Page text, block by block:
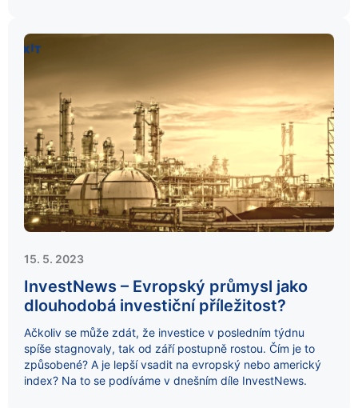
15. 5. 2023
InvestNews – Evropský průmysl jako
dlouhodobá investiční příležitost?
Ačkoliv se může zdát, že investice v posledním týdnu
spíše stagnovaly, tak od září postupně rostou. Čím je to
způsobené? A je lepší vsadit na evropský nebo americký
index? Na to se podíváme v dnešním díle InvestNews.